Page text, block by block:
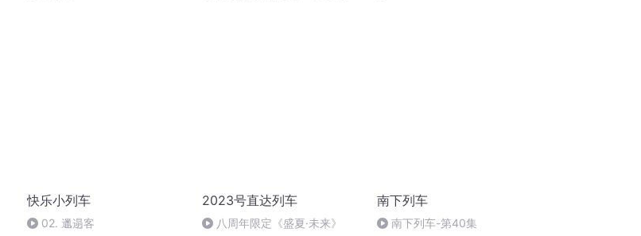
快乐小列车
02. 邋遢客
2023号直达列车
八周年限定《盛夏·未来》
南下列车
南下列车-第40集